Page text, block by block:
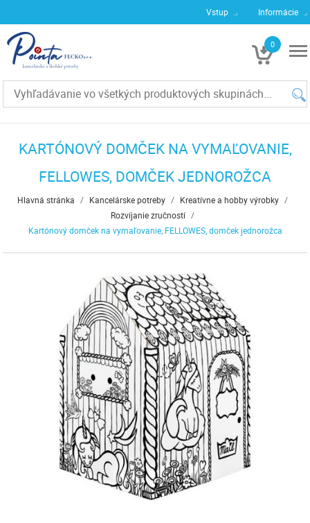
Vstup Informácie
0
€0
KARTÓNOVÝ DOMČEK NA VYMAĽOVANIE,
FELLOWES, DOMČEK JEDNOROŽCA
Hlavná stránka / Kancelárske potreby / Kreatívne a hobby výrobky /
Rozvíjanie zručností /
Kartónový domček na vymaľovanie, FELLOWES, domček jednorožca